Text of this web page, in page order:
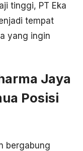
tinggi, PT Eka
tempat
yang ingin
Jaya
Posisi
bergabung